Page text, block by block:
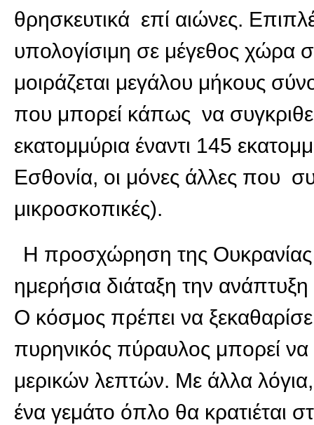
θρησκευτικά επί αιώνες.
υπολογίσιμη σε μέγεθος χώρα
μοιράζεται μεγάλου μήκους
που μπορεί κάπως να
εκατομμύρια έναντι 145
Εσθονία, οι μόνες άλλες που
μικροσκοπικές).
Η προσχώρηση της
ημερήσια διάταξη την
Ο κόσμος πρέπει να
πυρηνικός πύραυλος μπορεί
μερικών λεπτών. Με άλλα
ένα γεμάτο όπλο θα κρατιέται